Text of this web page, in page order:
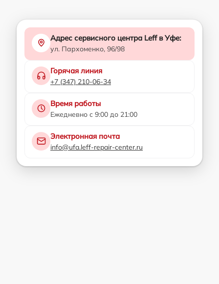
Адрес сервисного центра Leff в Уфе:
ул. Пархоменко, 96/98
Горячая линия
+7 (347) 210-06-34
Время работы
Ежедневно с 9:00 до 21:00
Электронная почта
info@ufa.leff-repair-center.ru